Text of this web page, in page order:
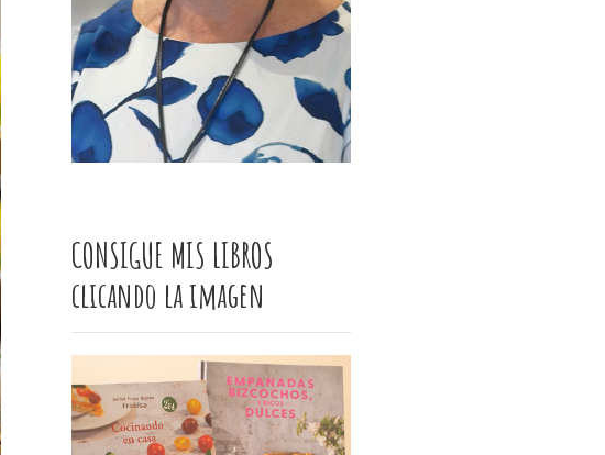
CONSIGUE MIS LIBROS
clicando la imagen